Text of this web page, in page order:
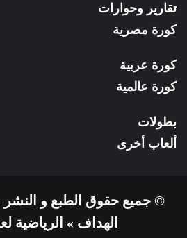
تقارير وحوارات
كورة مصرية
كورة عربية
كورة عالمية
بطولات
ألعاب أخرى
© جميع حقوق الطبع و النشر
الهداف » الرياضية لعام